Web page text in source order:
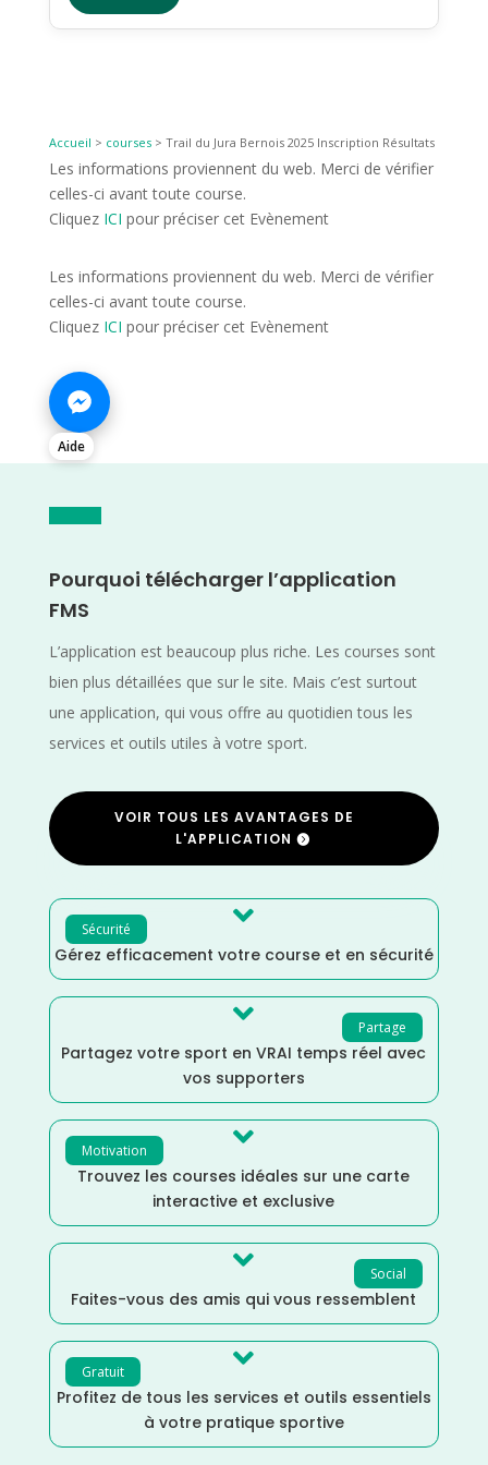
Accueil > courses> Trail du Jura Bernois 2025 Inscription Résultats
Les informations proviennent du web. Merci de vérifier
celles-ci avant toute course.
Cliquez ICI pour préciser cet Evènement
Les informations proviennent du web. Merci de vérifier
celles-ci avant toute course.
Cliquez ICI pour préciser cet Evènement
Aide
Pourquoi télécharger l’application
FMS
L’application est beaucoup plus riche. Les courses sont
bien plus détaillées que sur le site. Mais c’est surtout
une application, qui vous offre au quotidien tous les
services et outils utiles à votre sport.
VOIR TOUS LES AVANTAGES DE
L'APPLICATION
Sécurité 
Gérez efficacement votre course et en sécurité
Partage

Partagez votre sport en VRAI temps réel avec
vos supporters
Motivation 
Trouvez les courses idéales sur une carte
interactive et exclusive
Social

Faites-vous des amis qui vous ressemblent
Gratuit 
Profitez de tous les services et outils essentiels
à votre pratique sportive